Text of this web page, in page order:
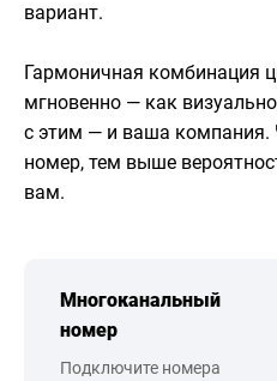
вариант.
Гармоничная комбинация
мгновенно — как
с этим — и ваша компания.
номер, тем выше
вам.
Многоканальный
номер
Подключите номера